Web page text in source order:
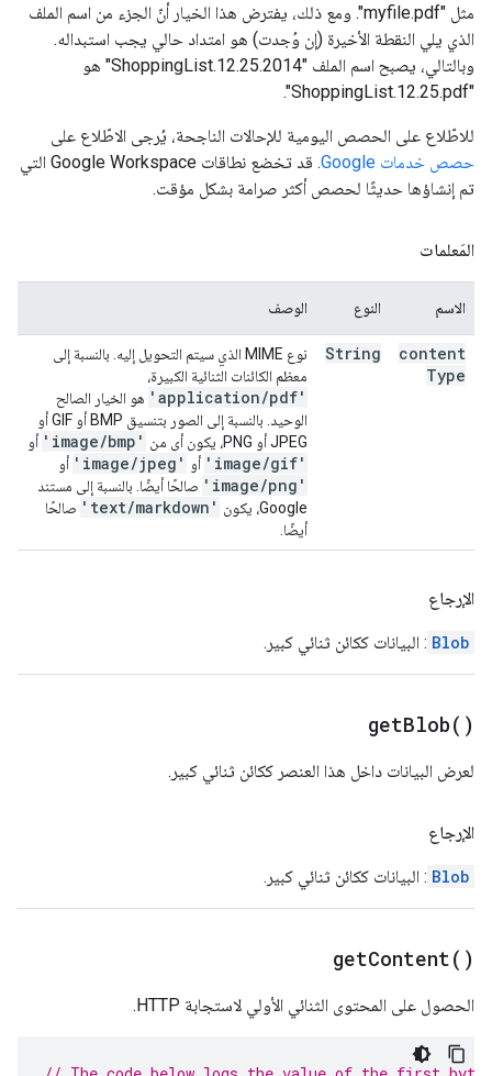
مثل "myfile.pdf". ومع ذلك، يفترض هذا الخيار أنّ الجزء من اسم الملف
الذي يلي النقطة الأخيرة (إن وُجدت) هو امتداد حالي يجب استبداله.
وبالتالي، يصبح اسم الملف "ShoppingList.12.25.2014" هو
"ShoppingList.12.25.pdf".
للاطّلاع على الحصص اليومية للإحالات الناجحة، يُرجى الاطّلاع على
حصص خدمات Google
. قد تخضع نطاقات Google Workspace التي
تم إنشاؤها حديثًا لحصص أكثر صرامة بشكل مؤقت.
المَعلمات
الاسم النوع الوصف
content
Type
String
نوع MIME الذي سيتم التحويل إليه. بالنسبة إلى
معظم الكائنات الثنائية الكبيرة،
'application/pdf'
هو الخيار الصالح
الوحيد. بالنسبة إلى الصور بتنسيق BMP أو GIF أو
JPEG أو PNG، يكون أي من
'image/bmp' أو
'image/gif' أو 'image/jpeg' أو
'image/png'
صالحًا أيضًا. بالنسبة إلى مستند
Google، يكون
'text/markdown'
صالحًا
أيضًا.
الإرجاع
Blob : البيانات ككائن ثنائي كبير.
getBlob( )
لعرض البيانات داخل هذا العنصر ككائن ثنائي كبير.
الإرجاع
Blob : البيانات ككائن ثنائي كبير.
getContent( )
الحصول على المحتوى الثنائي الأولي لاستجابة HTTP.